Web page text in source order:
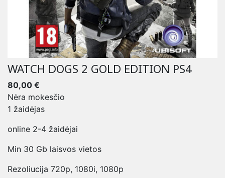
WATCH DOGS 2 GOLD EDITION PS4
80,00 €
Nėra mokesčio
1 žaidėjas
online 2-4 žaidėjai
Min 30 Gb laisvos vietos
Rezoliucija 720p, 1080i, 1080p